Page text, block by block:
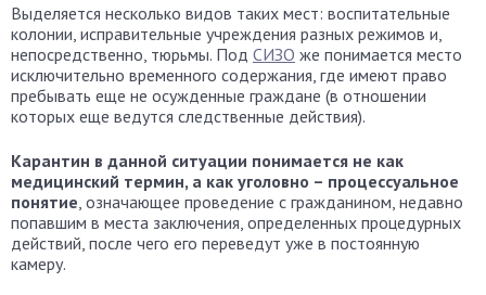
Выделяется несколько видов таких мест: воспитательные
колонии, исправительные учреждения разных режимов и,
непосредственно, тюрьмы. Под СИЗО же понимается место
исключительно временного содержания, где имеют право
пребывать еще не осужденные граждане (в отношении
которых еще ведутся следственные действия).
Карантин в данной ситуации понимается не как
медицинский термин, а как уголовно – процессуальное
понятие , означающее проведение с гражданином, недавно
попавшим в места заключения, определенных процедурных
действий, после чего его переведут уже в постоянную
камеру.